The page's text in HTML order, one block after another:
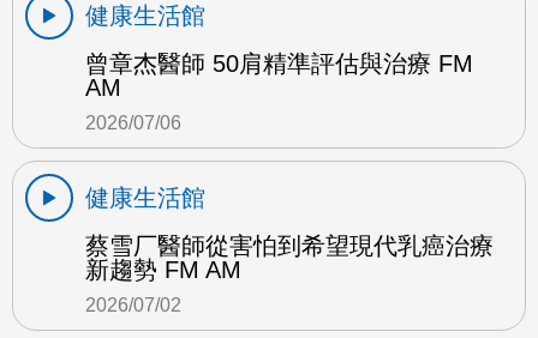
健康生活館
曾章杰醫師 50肩精準評估與治療 FM
AM
2026/07/06
健康生活館
蔡雪厂醫師從害怕到希望現代乳癌治療
新趨勢 FM AM
2026/07/02